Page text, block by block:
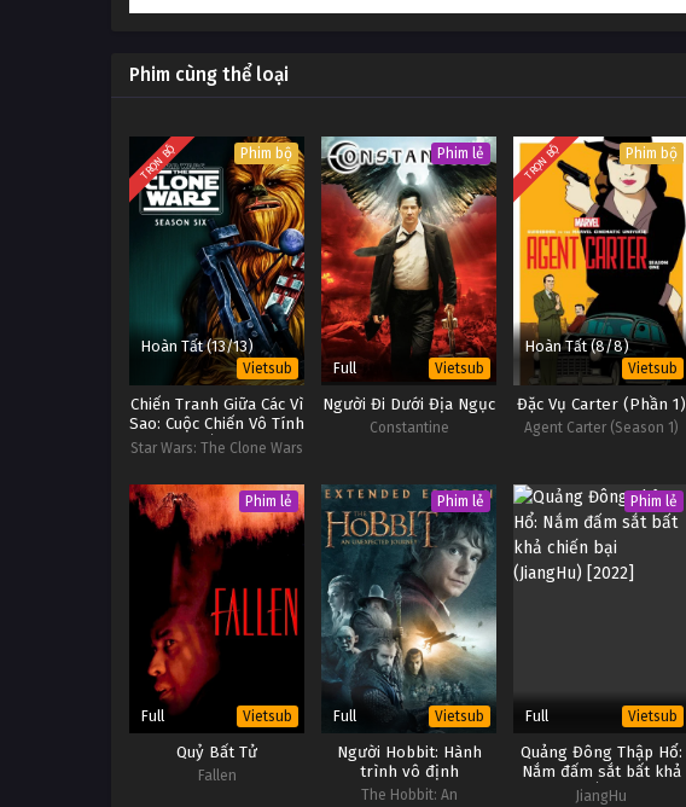
Phim cùng thể loại
TRỌN BỘ Phim bộ
Hoàn Tất (13/13)
Vietsub
Chiến Tranh Giữa Các Vì
Sao: Cuộc Chiến Vô Tính
(Phần 6)
Star Wars: The Clone Wars
Phim lẻ
Full Vietsub
Người Đi Dưới Địa Ngục
Constantine
TRỌN BỘ Phim bộ
Hoàn Tất (8/8)
Vietsub
Đặc Vụ Carter (Phần 1)
Agent Carter (Season 1)
Phim lẻ
Full Vietsub
Quỷ Bất Tử
Fallen
Phim lẻ
Full Vietsub
Người Hobbit: Hành
trình vô định
The Hobbit: An
Phim lẻ
Full Vietsub
Quảng Đông Thập Hổ:
Nắm đấm sắt bất khả
chiến bại
JiangHu